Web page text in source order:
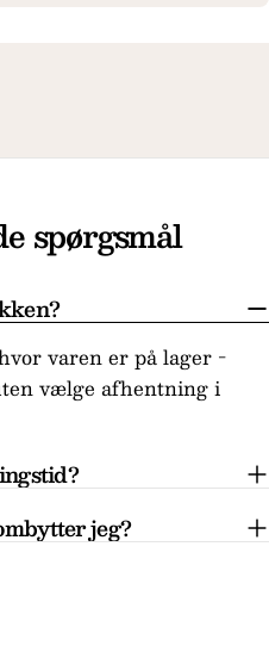
spørgsmål
varen er på lager -
vælge afhentning i
jeg?